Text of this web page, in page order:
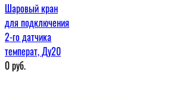
Шаровый кран
для подключения
2-го датчика
температ, Ду20
0руб.